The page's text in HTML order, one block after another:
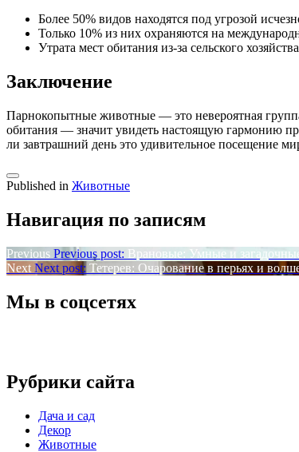
Более 50% видов находятся под угрозой
Только 10% из них охраняются на
Утрата мест обитания из-за сельского
Заключение
Парнокопытные животные — это невероятная
обитания — значит увидеть настоящую гармонию
ли завтрашний день это удивительное посещение
Published in Животные
Навигация по записям
Previous Previous post: Врановые: Умные и
Next Next post: Тетерев: Очарование в перьях и
Мы в соцсетях
Рубрики сайта
Дача и сад
Декор
Животные